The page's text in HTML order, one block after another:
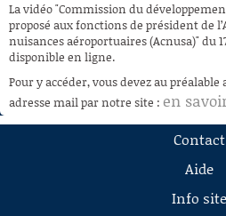
À LA DEMANDE
RECHERCHE
AIDE À LA DÉCOUPE
DE VIDÉOS
La vidéo "Commission du
proposé aux fonctions de président de
nuisances aéroportuaires (Acnusa)" du
disponible en ligne.
Pour y accéder, vous devez au
adresse mail par notre site : en
Contact
Aide
Info site